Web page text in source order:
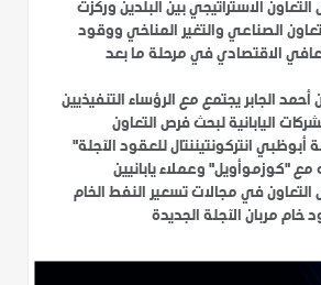
التعاون الاستراتيجي بين البلدين وركزت
الصناعي والتغير المناخي ووقود
الاقتصادي في مرحلة ما بعد
الجابر يجتمع مع الرؤساء التنفيذيين
اليابانية لبحث فرص التعاون
انتركونتيننتال للعقود الآجلة"
مع "كوزموأويل" وعملاء يابانيين
في مجالات تسعير النفط الخام
خام مربان الآجلة الجديدة